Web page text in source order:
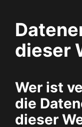
dieser
Wer ist
die
dieser